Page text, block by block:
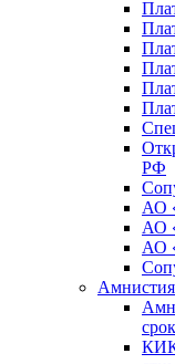
РФ
АО
АО
АО
КИК